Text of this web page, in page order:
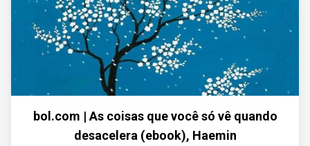
bol.com | As coisas que você só vê quando
desacelera (ebook), Haemin